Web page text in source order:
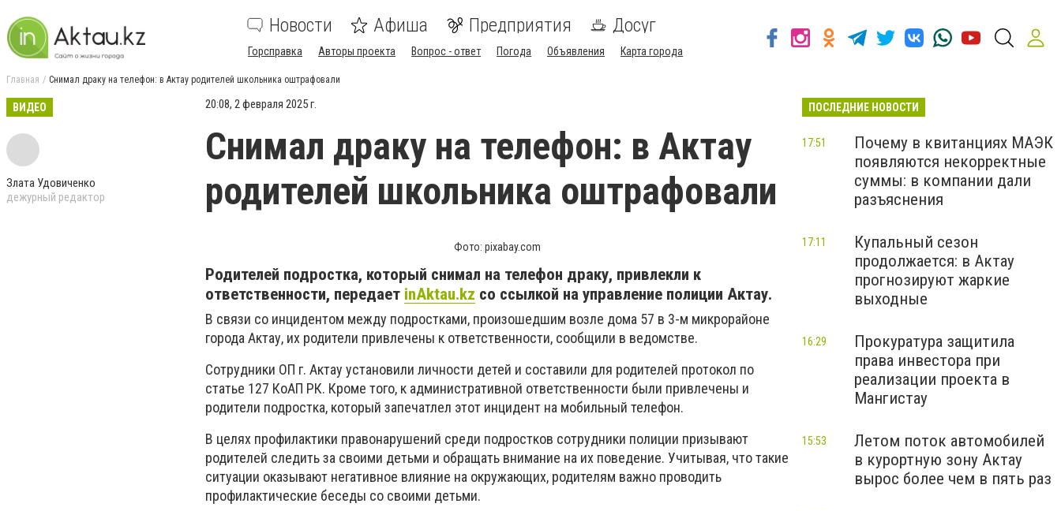
Новости Афиша Предприятия Досуг
Горсправка Авторы проекта Вопрос - ответ Погода Объявления Карта города
Главная Снимал драку на телефон: в Актау родителей школьника оштрафовали
ВИДЕО
Злата Удовиченко
дежурный редактор
20:08, 2 февраля 2025 г.
Снимал драку на телефон: в Актау
родителей школьника оштрафовали
Фото: pixabay.com
Родителей подростка, который снимал на телефон драку, привлекли к
ответственности, передает inAktau.kz со ссылкой на управление полиции Актау.
В связи со инцидентом между подростками, произошедшим возле дома 57 в 3-м микрорайоне
города Актау, их родители привлечены к ответственности, сообщили в ведомстве.
Сотрудники ОП г. Актау установили личности детей и составили для родителей протокол по
статье 127 КоАП РК. Кроме того, к административной ответственности были привлечены и
родители подростка, который запечатлел этот инцидент на мобильный телефон.
В целях профилактики правонарушений среди подростков сотрудники полиции призывают
родителей следить за своими детьми и обращать внимание на их поведение. Учитывая, что такие
ситуации оказывают негативное влияние на окружающих, родителям важно проводить
профилактические беседы со своими детьми.
ПОСЛЕДНИЕ НОВОСТИ
Почему в квитанциях МАЭК
появляются некорректные
суммы: в компании дали
разъяснения
17:51
Купальный сезон
продолжается: в Актау
прогнозируют жаркие
выходные
17:11
Прокуратура защитила
права инвестора при
реализации проекта в
Мангистау
16:29
Летом поток автомобилей
в курортную зону Актау
вырос более чем в пять раз
15:53